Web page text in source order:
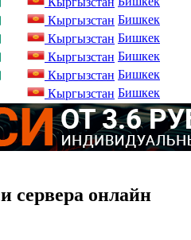
Кыргызстан Бишкек
Кыргызстан Бишкек
Кыргызстан Бишкек
Кыргызстан Бишкек
Кыргызстан Бишкек
сервера онлайн